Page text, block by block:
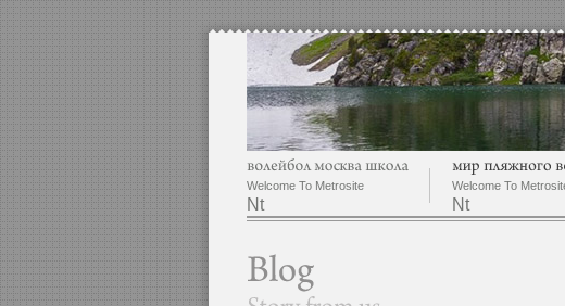
Welcome To Metrosite
Nt
Welcome To
Nt